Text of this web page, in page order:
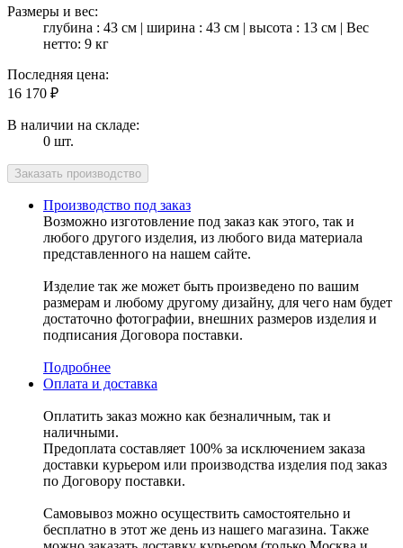
Размеры и вес:
глубина : 43 см | ширина : 43 см | высота : 13 см | Вес
нетто: 9 кг
Последняя цена:
16 170 ₽
В наличии на складе:
0 шт.
Производство под заказ
Возможно изготовление под заказ как этого, так и
любого другого изделия, из любого вида материала
представленного на нашем сайте.
Изделие так же может быть произведено по вашим
размерам и любому другому дизайну, для чего нам будет
достаточно фотографии, внешних размеров изделия и
подписания Договора поставки.
Подробнее
Оплата и доставка
Оплатить заказ можно как безналичным, так и
наличными.
Предоплата составляет 100% за исключением заказа
доставки курьером или производства изделия под заказ
по Договору поставки.
Самовывоз можно осуществить самостоятельно и
бесплатно в этот же день из нашего магазина. Также